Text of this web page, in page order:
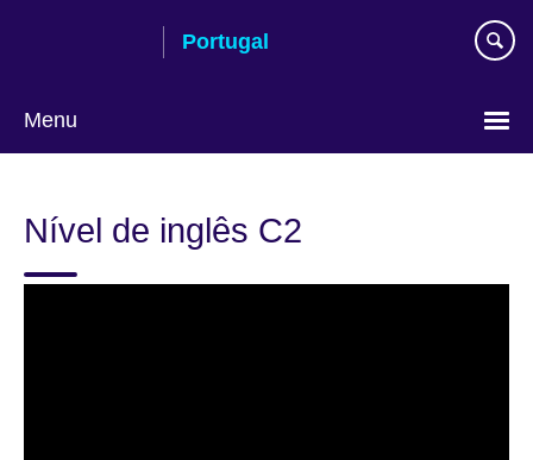
Portugal
Menu
língua
Nível de inglês C2